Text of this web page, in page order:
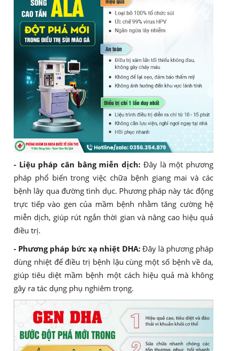
- Liệu pháp cân bằng miễn dịch: Đây là một phương
pháp phổ biến trong việc chữa bệnh giang mai và các
bệnh lây qua đường tình dục. Phương pháp này tác động
trực tiếp vào gen của mầm bệnh nhằm tăng cường hệ
miễn dịch, giúp rút ngắn thời gian và nâng cao hiệu quả
điều trị.
- Phương pháp bức xạ nhiệt DHA: Đây là phương pháp
dùng nhiệt để điều trị bệnh lậu cùng một số bệnh về da,
giúp tiêu diệt mầm bệnh một cách hiệu quả mà không
gây ra tác dụng phụ nghiêm trọng.